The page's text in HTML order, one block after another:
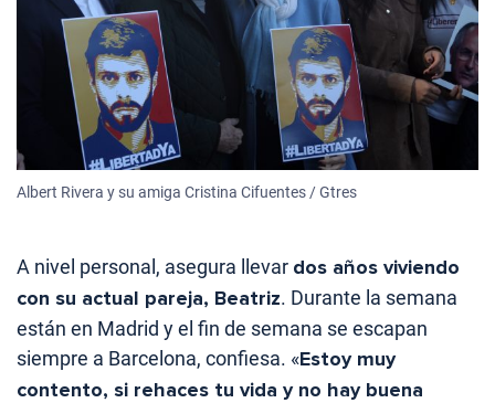
Albert Rivera y su amiga Cristina Cifuentes / Gtres
A nivel personal, asegura llevar dos años viviendo
con su actual pareja, Beatriz. Durante la semana
están en Madrid y el fin de semana se escapan
siempre a Barcelona, confiesa. «Estoy muy
contento, si rehaces tu vida y no hay buena